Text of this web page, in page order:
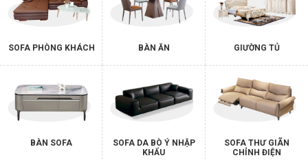
SOFA PHÒNG KHÁCH BÀN ĂN GIƯỜNG TỦ
BÀN SOFA
SOFA DA BÒ Ý NHẬP
KHẨU
SOFA THƯ GIÃN
CHỈNH ĐIỆN